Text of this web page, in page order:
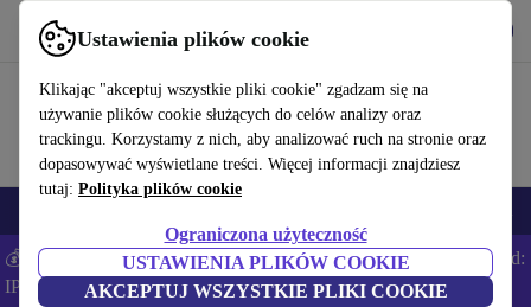
Ustawienia plików cookie
Klikając "akceptuj wszystkie pliki cookie" zgadzam się na
używanie plików cookie służących do celów analizy oraz
trackingu. Korzystamy z nich, aby analizować ruch na stronie oraz
dopasowywać wyświetlane treści. Więcej informacji znajdziesz
tutaj: Polityka plików cookie
Ograniczona użyteczność
USTAWIENIA PLIKÓW COOKIE
AKCEPTUJ WSZYSTKIE PLIKI COOKIE
Korzystaj z refurbed szybko i łatwo
💰Zaoszczędź DODATKOWE 5% na wszystkich iPhone’ach – Kod:
IPHONEDEAL –Regulamin